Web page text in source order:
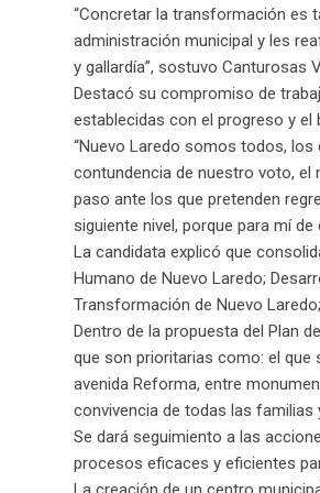
“Concretar la transformación es
administración municipal y les
y gallardía”, sostuvo Canturosas
Destacó su compromiso de
establecidas con el progreso y
“Nuevo Laredo somos todos,
contundencia de nuestro voto, el
paso ante los que pretenden
siguiente nivel, porque para mí
La candidata explicó que
Humano de Nuevo Laredo;
Transformación de Nuevo
Dentro de la propuesta del Plan
que son prioritarias como: el que
avenida Reforma, entre
convivencia de todas las
Se dará seguimiento a las
procesos eficaces y eficientes